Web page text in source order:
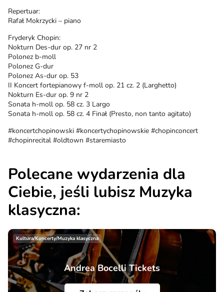
Repertuar:
Rafał Mokrzycki – piano
Fryderyk Chopin:
Nokturn Des-dur op. 27 nr 2
Polonez b-moll
Polonez G-dur
Polonez As-dur op. 53
II Koncert fortepianowy f-moll op. 21 cz. 2 (Larghetto)
Nokturn Es-dur op. 9 nr 2
Sonata h-moll op. 58 cz. 3 Largo
Sonata h-moll op. 58 cz. 4 Finał (Presto, non tanto agitato)
#koncertchopinowski #koncertychopinowskie #chopinconcert
#chopinrecital #oldtown #staremiasto
Polecane wydarzenia dla
Ciebie, jeśli lubisz Muzyka
klasyczna:
Kultura/Koncerty/Muzyka klasyczna
Andrea Bocelli Tickets